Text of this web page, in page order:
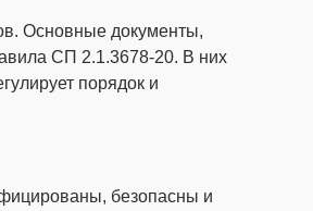
Основные документы,
СП 2.1.3678-20. В них
порядок и
безопасны и